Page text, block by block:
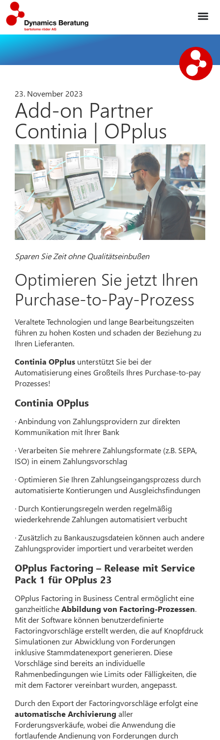
23. November 2023
Add-on Partner
Continia | OPplus
Sparen Sie Zeit ohne Qualitätseinbußen
Optimieren Sie jetzt Ihren
Purchase-to-Pay-Prozess
Veraltete Technologien und lange Bearbeitungszeiten
führen zu hohen Kosten und schaden der Beziehung zu
Ihren Lieferanten.
Continia OPplus unterstützt Sie bei der
Automatisierung eines Großteils Ihres Purchase-to-pay
Prozesses!
Continia OPplus
· Anbindung von Zahlungsprovidern zur direkten
Kommunikation mit Ihrer Bank
· Verarbeiten Sie mehrere Zahlungsformate (z.B. SEPA,
ISO) in einem Zahlungsvorschlag
· Optimieren Sie Ihren Zahlungseingangsprozess durch
automatisierte Kontierungen und Ausgleichsfindungen
· Durch Kontierungsregeln werden regelmäßig
wiederkehrende Zahlungen automatisiert verbucht
· Zusätzlich zu Bankauszugsdateien können auch andere
Zahlungsprovider importiert und verarbeitet werden
OPplus Factoring – Release mit Service
Pack 1 für OPplus 23
OPplus Factoring in Business Central ermöglicht eine
ganzheitlicheAbbildung von Factoring-Prozessen.
Mit der Software können benutzerdefinierte
Factoringvorschläge erstellt werden, die auf Knopfdruck
Simulationen zur Abwicklung von Forderungen
inklusive Stammdatenexport generieren. Diese
Vorschläge sind bereits an individuelle
Rahmenbedingungen wie Limits oder Fälligkeiten, die
mit dem Factorer vereinbart wurden, angepasst.
Durch den Export der Factoringvorschläge erfolgt eine
automatische Archivierung aller
Forderungsverkäufe, wobei die Anwendung die
fortlaufende Andienung von Forderungen durch